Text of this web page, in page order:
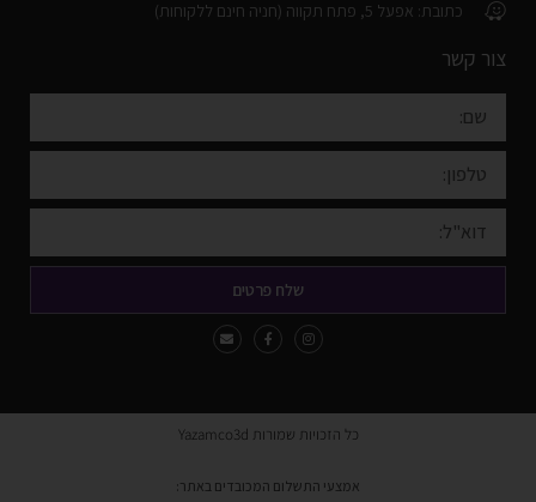
כתובת: אפעל 5, פתח תקווה (חניה חינם ללקוחות)
צור קשר
שלח פרטים
כל הזכויות שמורות Yazamco3d
אמצעי התשלום המכובדים באתר: